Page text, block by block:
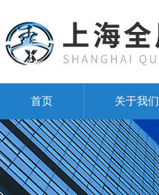
首页 关于我们